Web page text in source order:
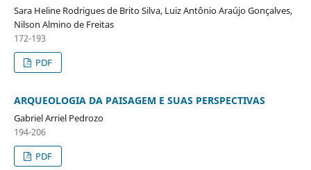
Sara Heline Rodrigues de Brito Silva, Luiz Antônio Araújo Gonçalves,
Nilson Almino de Freitas
172-193
PDF
ARQUEOLOGIA DA PAISAGEM E SUAS PERSPECTIVAS
Gabriel Arriel Pedrozo
194-206
PDF